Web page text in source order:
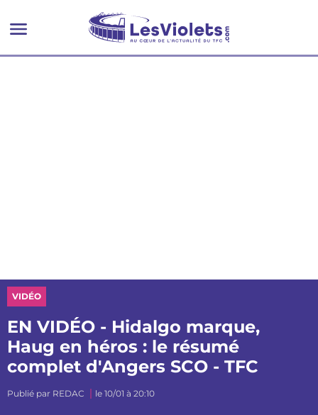
VIDÉO
EN VIDÉO - Hidalgo marque,
Haug en héros : le résumé
complet d'Angers SCO - TFC
Publié par REDAC le 10/01 à 20:10